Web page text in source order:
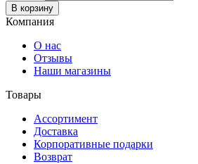
В корзину
Компания
О нас
Отзывы
Наши магазины
Товары
Ассортимент
Доставка
Корпоративные подарки
Возврат